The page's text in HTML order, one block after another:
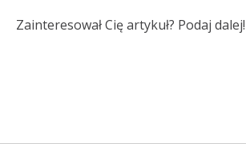
Zainteresował Cię artykuł? Podaj dalej!